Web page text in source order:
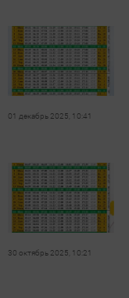
01 декабрь 2025, 10:41
30 октябрь 2025, 10:21